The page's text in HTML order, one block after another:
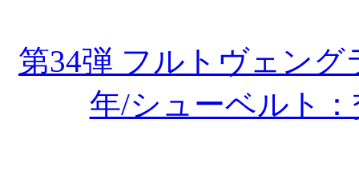
第34弾 フルトヴェング
年/シューベルト